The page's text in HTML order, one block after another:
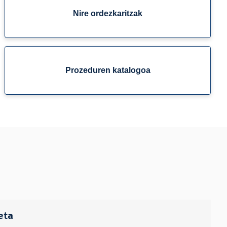
Nire ordezkaritzak
Prozeduren katalogoa